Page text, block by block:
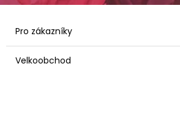
Pro zákazníky
Velkoobchod